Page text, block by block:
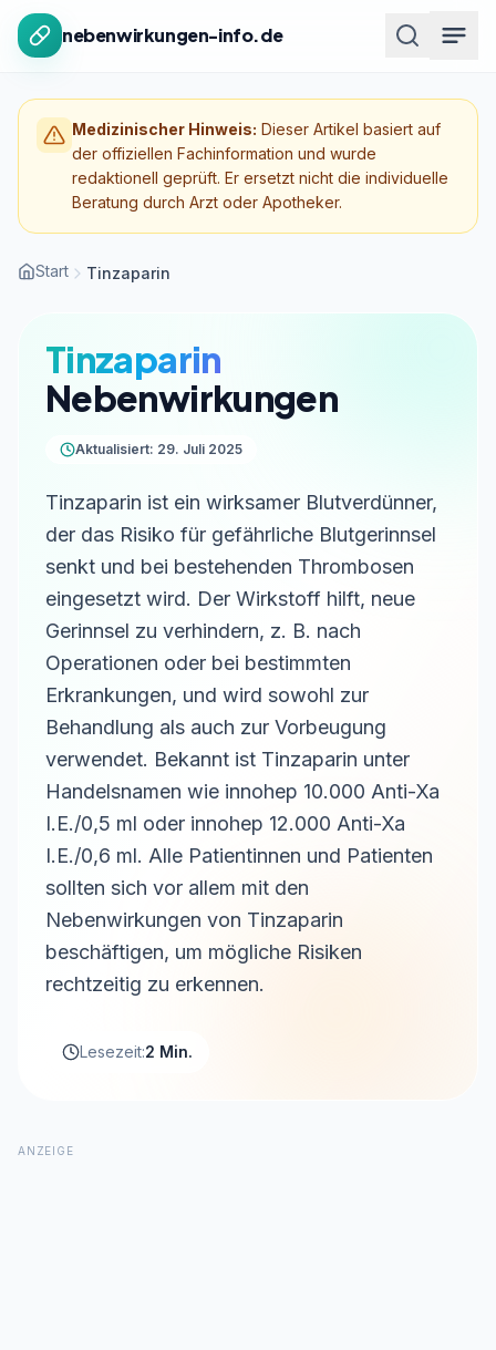
Zum Inhalt springen
nebenwirkungen-info.de
Medizinischer Hinweis: Dieser Artikel basiert auf
der offiziellen Fachinformation und wurde
redaktionell geprüft. Er ersetzt nicht die individuelle
Beratung durch Arzt oder Apotheker.
Start Tinzaparin
Tinzaparin
Nebenwirkungen
Aktualisiert: 29. Juli 2025
Tinzaparin ist ein wirksamer Blutverdünner,
der das Risiko für gefährliche Blutgerinnsel
senkt und bei bestehenden Thrombosen
eingesetzt wird. Der Wirkstoff hilft, neue
Gerinnsel zu verhindern, z. B. nach
Operationen oder bei bestimmten
Erkrankungen, und wird sowohl zur
Behandlung als auch zur Vorbeugung
verwendet. Bekannt ist Tinzaparin unter
Handelsnamen wie innohep 10.000 Anti-Xa
I.E./0,5 ml oder innohep 12.000 Anti-Xa
I.E./0,6 ml. Alle Patientinnen und Patienten
sollten sich vor allem mit den
Nebenwirkungen von Tinzaparin
beschäftigen, um mögliche Risiken
rechtzeitig zu erkennen.
Lesezeit:2 Min.
ANZEIGE